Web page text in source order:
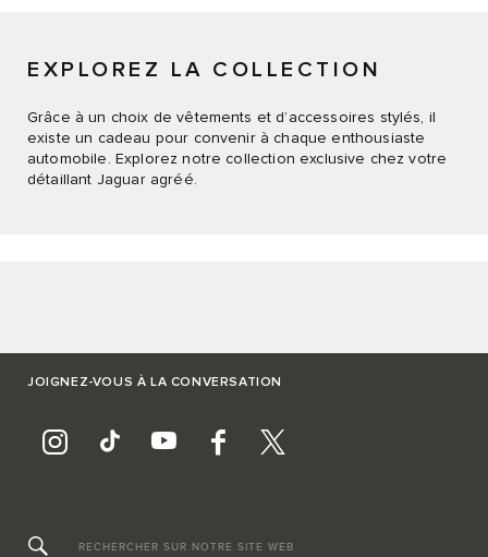
EXPLOREZ LA COLLECTION
Grâce à un choix de vêtements et d’accessoires stylés, il
existe un cadeau pour convenir à chaque enthousiaste
automobile. Explorez notre collection exclusive chez votre
détaillant Jaguar agréé.
JOIGNEZ-VOUS À LA CONVERSATION
RECHERCHER SUR NOTRE SITE WEB